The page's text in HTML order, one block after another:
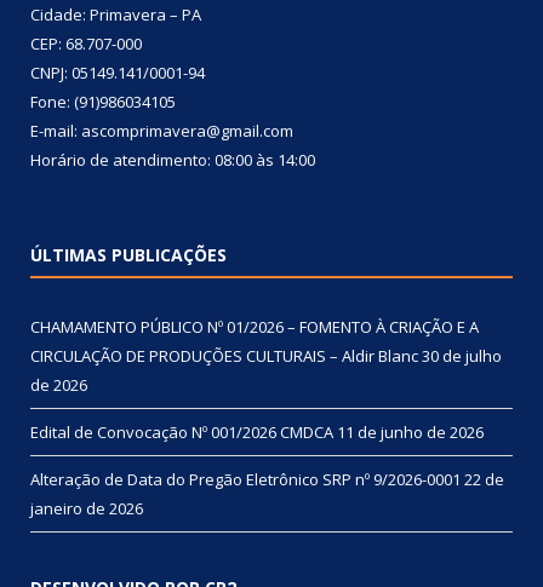
Cidade: Primavera – PA
CEP: 68.707-000
CNPJ: 05149.141/0001-94
Fone: (91)986034105
E-mail: ascomprimavera@gmail.com
Horário de atendimento: 08:00 às 14:00
ÚLTIMAS PUBLICAÇÕES
CHAMAMENTO PÚBLICO Nº 01/2026 – FOMENTO À CRIAÇÃO E A
CIRCULAÇÃO DE PRODUÇÕES CULTURAIS – Aldir Blanc30 de julho
de 2026
Edital de Convocação Nº 001/2026 CMDCA 11 de junho de 2026
Alteração de Data do Pregão Eletrônico SRP nº 9/2026-0001 22 de
janeiro de 2026